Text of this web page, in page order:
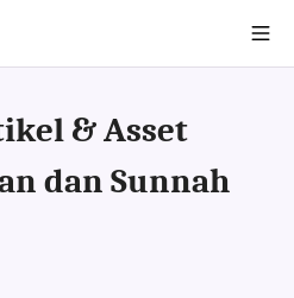
& Asset
dan Sunnah